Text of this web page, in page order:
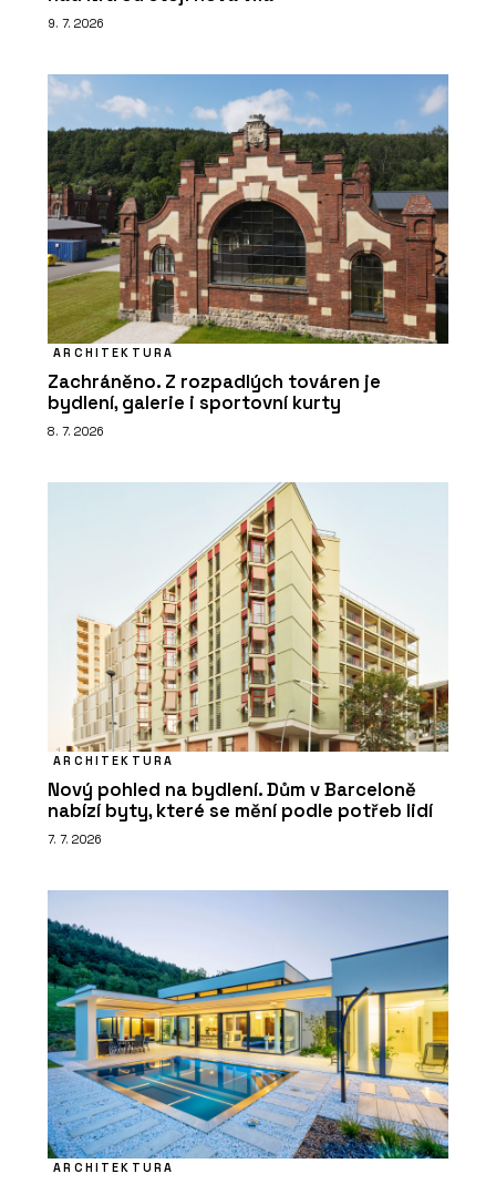
9. 7. 2026
ARCHITEKTURA
Zachráněno. Z rozpadlých továren je
bydlení, galerie i sportovní kurty
8. 7. 2026
ARCHITEKTURA
Nový pohled na bydlení. Dům v Barceloně
nabízí byty, které se mění podle potřeb lidí
7. 7. 2026
ARCHITEKTURA